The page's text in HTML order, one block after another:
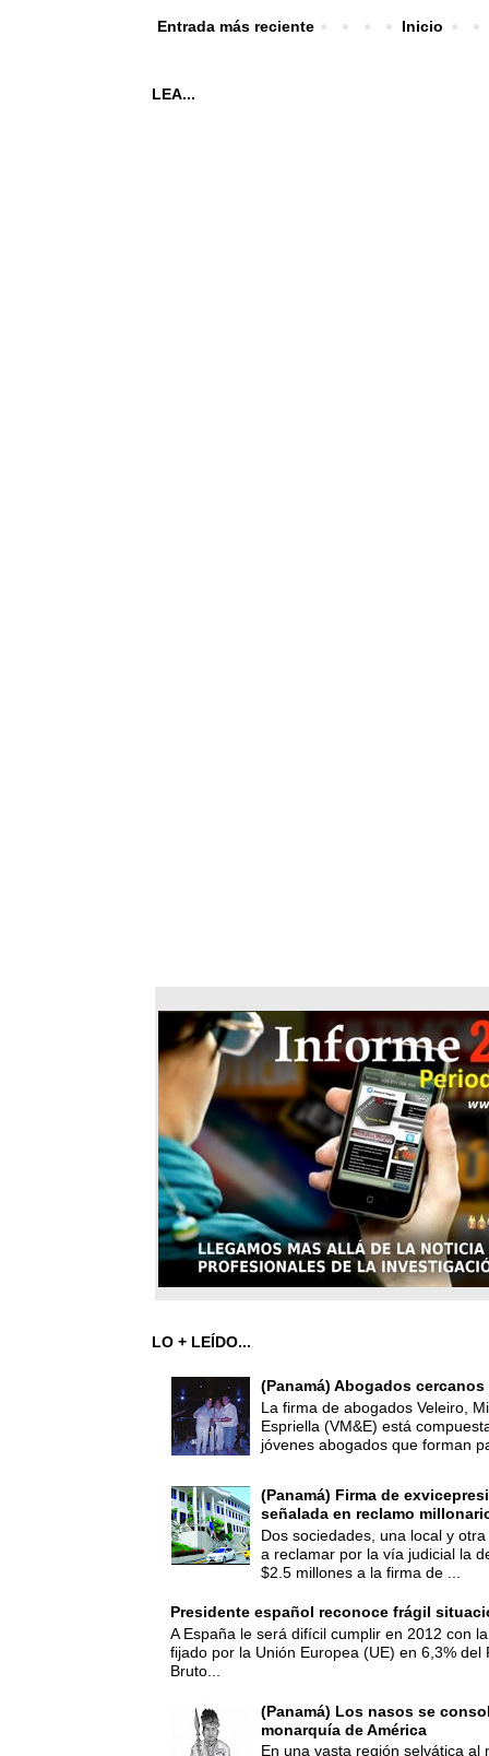
Entrada más reciente Inicio
LEA...
LO + LEÍDO...
(Panamá) Abogados
La firma de abogados Veleiro,
Espriella (VM&E) está
jóvenes abogados que forman
(Panamá) Firma de
señalada en reclamo
Dos sociedades, una local y
a reclamar por la vía judicial la
$2.5 millones a la firma de ...
Presidente español reconoce frágil
A España le será difícil cumplir en 2012 con
fijado por la Unión Europea (UE) en 6,3% del
Bruto...
(Panamá) Los nasos se
monarquía de América
En una vasta región selvática al